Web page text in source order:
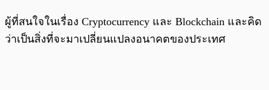
ผู้ที่สนใจในเรื่อง Cryptocurrency และ Blockchain และคิด
ว่าเป็นสิ่งที่จะมาเปลี่ยนแปลงอนาคตของประเทศ